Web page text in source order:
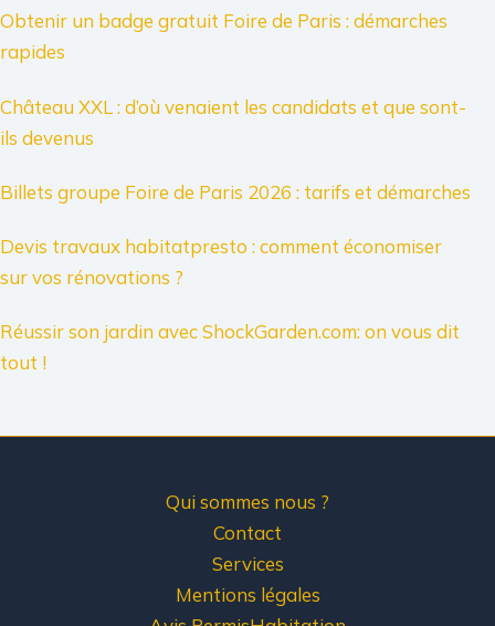
Obtenir un badge gratuit Foire de Paris : démarches
rapides
Château XXL : d’où venaient les candidats et que sont-
ils devenus
Billets groupe Foire de Paris 2026 : tarifs et démarches
Devis travaux habitatpresto : comment économiser
sur vos rénovations ?
Réussir son jardin avec ShockGarden.com: on vous dit
tout !
Qui sommes nous ?
Contact
Services
Mentions légales